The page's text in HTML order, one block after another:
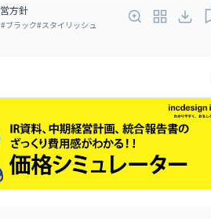
方針
#ブラック#スタイリッシュ